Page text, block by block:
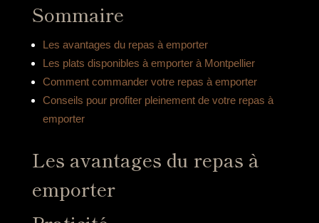
Sommaire
Les avantages du repas à emporter
Les plats disponibles à emporter à Montpellier
Comment commander votre repas à emporter
Conseils pour profiter pleinement de votre repas à
emporter
Les avantages du repas à
emporter